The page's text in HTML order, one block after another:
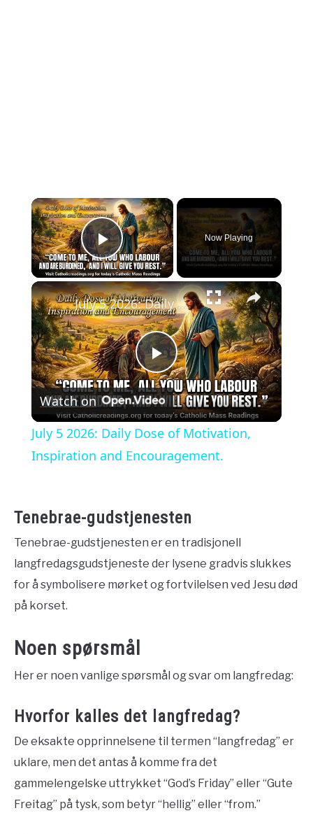
×
Play Video
Now Playing
×
Play
Video
July 5 2026: Daily Dose of Motivation, Inspiration and Encouragement.
Watch on
July 5 2026: Daily Dose of Motivation,
Inspiration and Encouragement.
Tenebrae-gudstjenesten
Tenebrae-gudstjenesten er en tradisjonell
langfredagsgudstjeneste der lysene gradvis slukkes
for å symbolisere mørket og fortvilelsen ved Jesu død
på korset.
Noen spørsmål
Her er noen vanlige spørsmål og svar om langfredag:
Hvorfor kalles det langfredag?
De eksakte opprinnelsene til termen “langfredag” er
uklare, men det antas å komme fra det
gammelengelske uttrykket “God’s Friday” eller “Gute
Freitag” på tysk, som betyr “hellig” eller “from.”